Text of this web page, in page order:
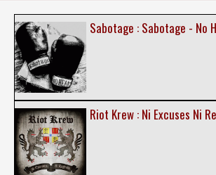
Sabotage : Sabotage - No
Riot Krew : Ni Excuses Ni